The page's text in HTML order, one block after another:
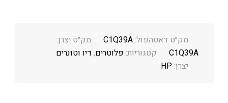
מק״ט דאטהפול:C1Q39A
מק״ט יצרן:
C1Q39A
קטגוריות: פלוטרים, דיו וטונרים
יצרן:HP